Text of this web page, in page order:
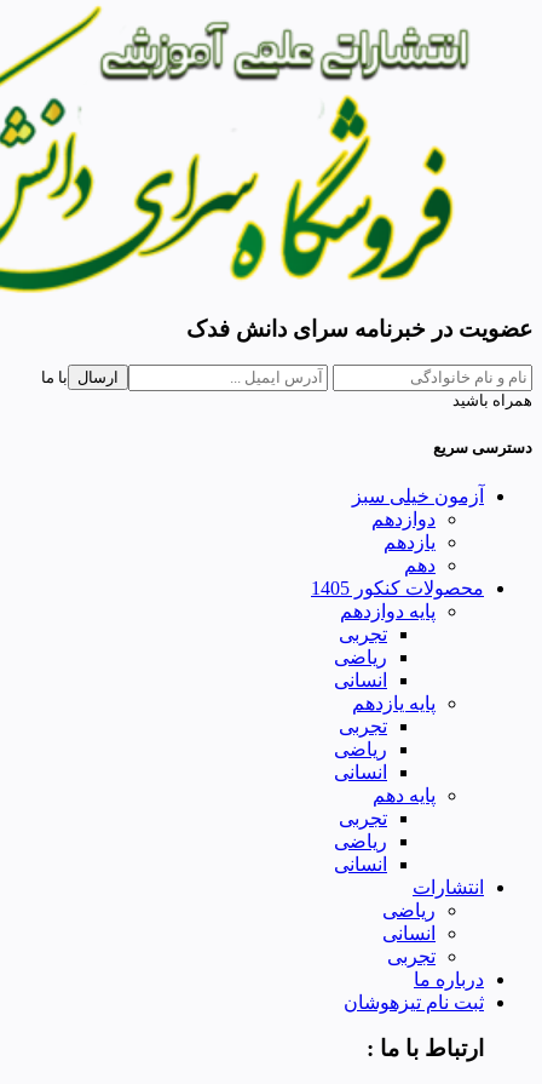
عضویت در خبرنامه سرای دانش فدک
ارسال
با ما
همراه باشید
دسترسی سریع
آزمون خیلی سبز
دوازدهم
یازدهم
دهم
محصولات کنکور 1405
پایه دوازدهم
تجربی
ریاضی
انسانی
پایه یازدهم
تجربی
ریاضی
انسانی
پایه دهم
تجربی
ریاضی
انسانی
انتشارات
ریاضی
انسانی
تجربی
درباره ما
ثبت نام تیزهوشان
ارتباط با ما :